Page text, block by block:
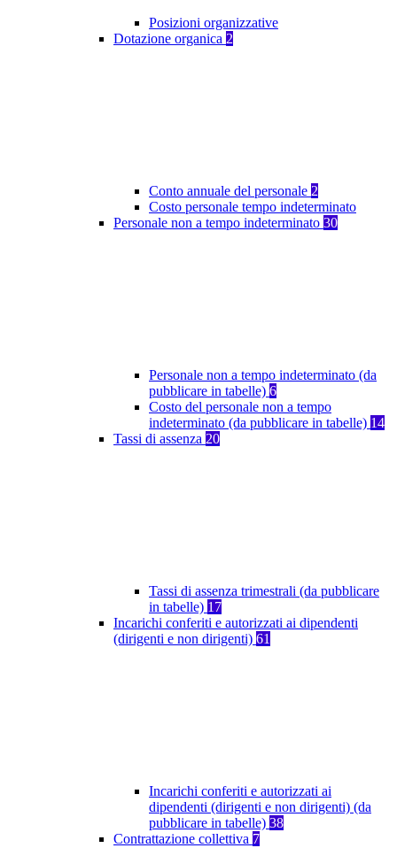
Posizioni organizzative
Dotazione organica 2
Conto annuale del personale 2
Costo personale tempo indeterminato
Personale non a tempo indeterminato 30
Personale non a tempo indeterminato (da
pubblicare in tabelle) 6
Costo del personale non a tempo
indeterminato (da pubblicare in tabelle) 14
Tassi di assenza 20
Tassi di assenza trimestrali (da pubblicare
in tabelle) 17
Incarichi conferiti e autorizzati ai dipendenti
(dirigenti e non dirigenti) 61
Incarichi conferiti e autorizzati ai
dipendenti (dirigenti e non dirigenti) (da
pubblicare in tabelle) 38
Contrattazione collettiva 7